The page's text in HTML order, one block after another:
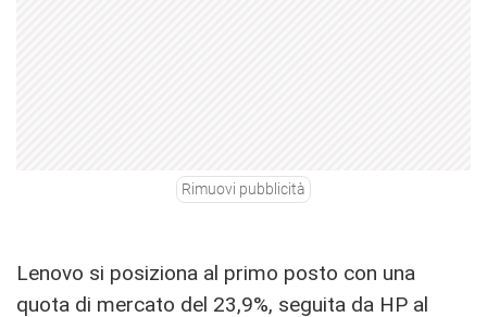
Rimuovi pubblicità
Lenovo si posiziona al primo posto con una
quota di mercato del 23,9%, seguita da HP al